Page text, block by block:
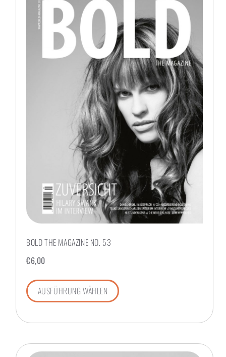
BOLD THE MAGAZINE NO. 53
€6,00
AUSFÜHRUNG WÄHLEN